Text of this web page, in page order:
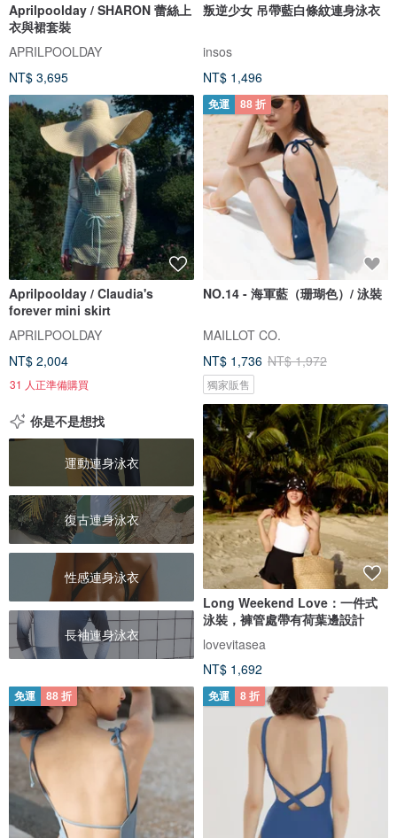
Aprilpoolday / SHARON 蕾絲上
衣與裙套裝
APRILPOOLDAY
NT$ 3,695
叛逆少女 吊帶藍白條紋連身泳衣
insos
NT$ 1,496
Aprilpoolday / Claudia's
forever mini skirt
APRILPOOLDAY
NT$ 2,004
31 人正準備購買
免運 88 折
NO.14 - 海軍藍（珊瑚色）/ 泳裝
MAILLOT CO.
NT$ 1,736 NT$ 1,972
獨家販售
你是不是想找
運動連身泳衣
復古連身泳衣
性感連身泳衣
長袖連身泳衣
Long Weekend Love：一件式
泳裝，褲管處帶有荷葉邊設計
lovevitasea
NT$ 1,692
免運 88 折 免運 8 折